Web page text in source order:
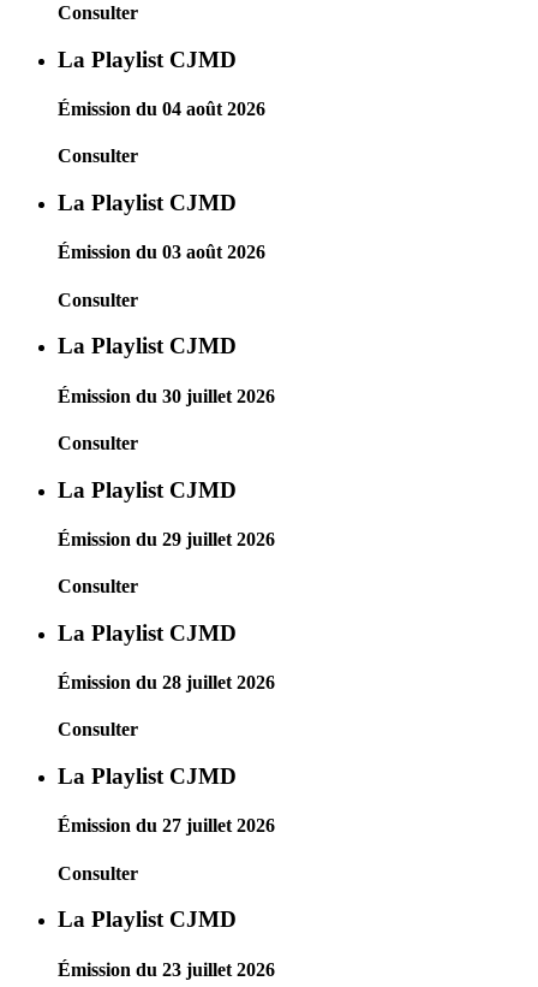
Consulter
La Playlist CJMD
Émission du 04 août 2026
Consulter
La Playlist CJMD
Émission du 03 août 2026
Consulter
La Playlist CJMD
Émission du 30 juillet 2026
Consulter
La Playlist CJMD
Émission du 29 juillet 2026
Consulter
La Playlist CJMD
Émission du 28 juillet 2026
Consulter
La Playlist CJMD
Émission du 27 juillet 2026
Consulter
La Playlist CJMD
Émission du 23 juillet 2026